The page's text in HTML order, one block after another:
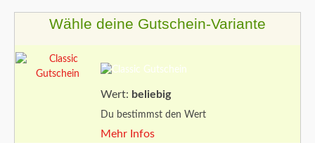
Wähle deine Gutschein-Variante
Wert: beliebig
Du bestimmst den Wert
Mehr Infos